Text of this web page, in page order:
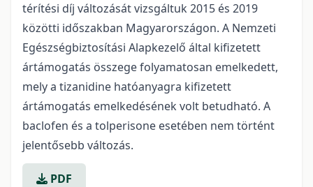
térítési díj változását vizsgáltuk 2015 és 2019
közötti időszakban Magyarországon. A Nemzeti
Egészségbiztosítási Alapkezelő által kifizetett
ártámogatás összege folyamatosan emelkedett,
mely a tizanidine hatóanyagra kifizetett
ártámogatás emelkedésének volt betudható. A
baclofen és a tolperisone esetében nem történt
jelentősebb változás.
PDF